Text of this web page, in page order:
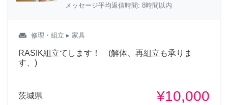
メッセージ平均返信時間: 8時間以内
weekend 修理・組立 ▸ 家具
RASIK組立てします！ (解体、再組立も承りま
す、)
茨城県 ¥10,000